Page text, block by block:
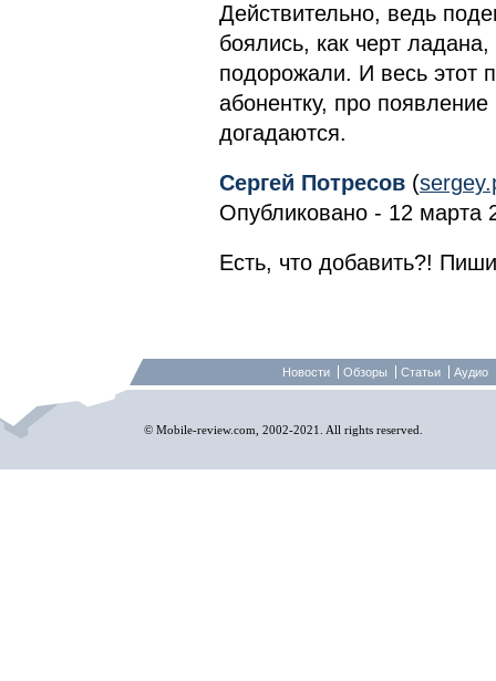
Действительно, ведь
боялись, как черт
подорожали. И весь этот
абонентку, про
догадаются.
Сергей Потресов (
Опубликовано - 12 марта
Есть, что добавить?!
Новости Обзоры Статьи Аудио
© Mobile-review.com, 2002-2021. All rights reserved.